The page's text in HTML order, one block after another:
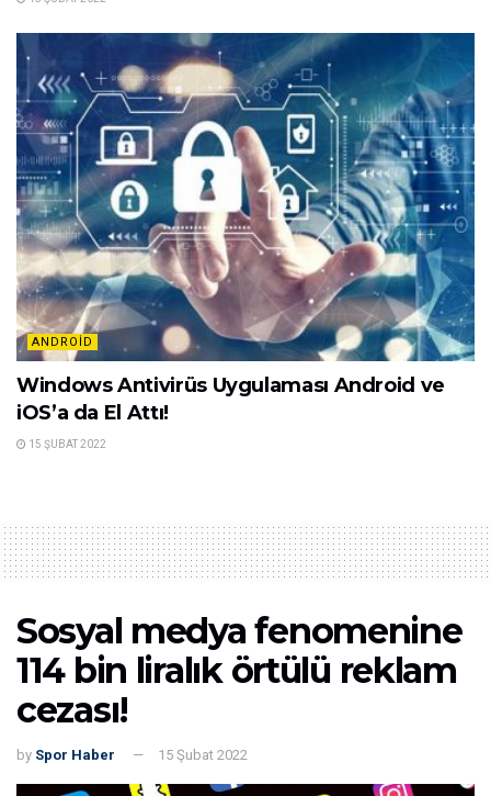
ANDROID
Windows Antivirüs Uygulaması Android ve
iOS’a da El Attı!
15 ŞUBAT 2022
Sosyal medya fenomenine
114 bin liralık örtülü reklam
cezası!
by Spor Haber 15 Şubat 2022